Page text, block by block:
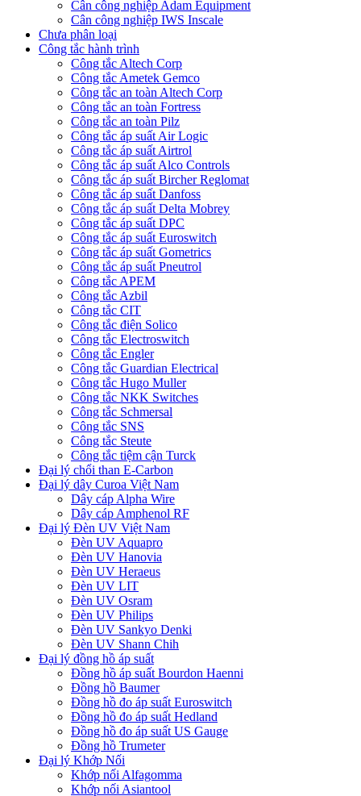
Cân công nghiệp Adam Equipment
Cân công nghiệp IWS Inscale
Chưa phân loại
Công tắc hành trình
Công tắc Altech Corp
Công tắc Ametek Gemco
Công tắc an toàn Altech Corp
Công tắc an toàn Fortress
Công tắc an toàn Pilz
Công tắc áp suất Air Logic
Công tắc áp suất Airtrol
Công tắc áp suất Alco Controls
Công tắc áp suất Bircher Reglomat
Công tắc áp suất Danfoss
Công tắc áp suất Delta Mobrey
Công tắc áp suất DPC
Công tắc áp suất Euroswitch
Công tắc áp suất Gometrics
Công tắc áp suất Pneutrol
Công tắc APEM
Công tắc Azbil
Công tắc CIT
Công tắc điện Solico
Công tắc Electroswitch
Công tắc Engler
Công tắc Guardian Electrical
Công tắc Hugo Muller
Công tắc NKK Switches
Công tắc Schmersal
Công tắc SNS
Công tắc Steute
Công tắc tiệm cận Turck
Đại lý chổi than E-Carbon
Đại lý dây Curoa Việt Nam
Dây cáp Alpha Wire
Dây cáp Amphenol RF
Đại lý Đèn UV Việt Nam
Đèn UV Aquapro
Đèn UV Hanovia
Đèn UV Heraeus
Đèn UV LIT
Đèn UV Osram
Đèn UV Philips
Đèn UV Sankyo Denki
Đèn UV Shann Chih
Đại lý đồng hồ áp suất
Đồng hồ áp suất Bourdon Haenni
Đồng hồ Baumer
Đồng hồ đo áp suất Euroswitch
Đồng hồ đo áp suất Hedland
Đồng hồ đo áp suất US Gauge
Đồng hồ Trumeter
Đại lý Khớp Nối
Khớp nối Alfagomma
Khớp nối Asiantool